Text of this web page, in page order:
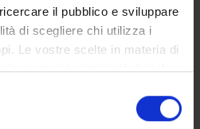
il pubblico e sviluppare
di scegliere chi utilizza i
Le vostre scelte in materia di
su questa proprietà digitale
consenso in qualsiasi
sui cookie o facendo clic
di ammissione